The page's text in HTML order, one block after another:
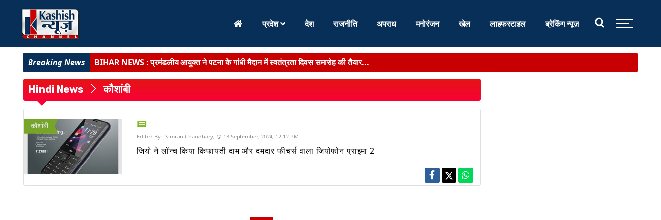
प्रदेश देश राजनीति अपराध मनोरंजन खेल लाइफस्टाइल ब्रेकिंग न्यूज़
BIHAR NEWS :अत्याधुनिक चिकित्सा अवसंरचना से बिहार में गंभीर एवं जटिल रोगों के उपचार को ...
राजद में संगठनात्मक सर्जरी :सभी इकाइयां भंग, हालिया अंदरूनी विवाद के बीच नेतृत्व ने लिया बड़ा फैसला, पु...
पूर्णिया में SVU की बड़ी कार्रवाई :बिजली विभाग के जेई समेत तीन लोग 10 हजार रुपये रिश्वत लेते रंगेहाथ गिरफ्तार...
कांग्रेस सेवा दल ने सम्राट सरकार को घेरा :
BIG BREAKING :बिहार के 11 डीआईजी जाएंगे हैदराबाद, राष्ट्रीय पुलिस अकादमी में मिड करियर ट्...
Hindi News कौशांबी
कौशांबी
Edited By: Simran Chaudhary, 13 September, 2024, 12:12 PM
जियो ने लॉन्च किया किफायती दाम और दमदार फीचर्स वाला जियोफोन प्राइमा 2